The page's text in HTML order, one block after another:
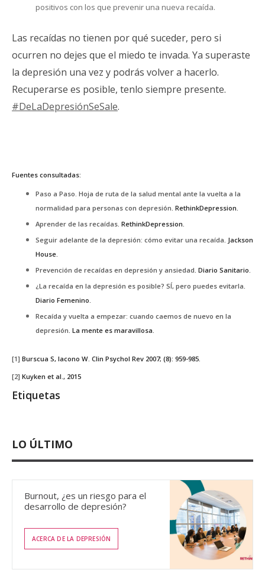
positivos con los que prevenir una nueva recaída.
Las recaídas no tienen por qué suceder, pero si
ocurren no dejes que el miedo te invada. Ya superaste
la depresión una vez y podrás volver a hacerlo.
Recuperarse es posible, tenlo siempre presente.
#DeLaDepresiónSeSale.
Fuentes consultadas:
Paso a Paso. Hoja de ruta de la salud mental ante la vuelta a la
normalidad para personas con depresión. RethinkDepression.
Aprender de las recaídas. RethinkDepression.
Seguir adelante de la depresión: cómo evitar una recaída. Jackson
House.
Prevención de recaídas en depresión y ansiedad. Diario Sanitario.
¿La recaída en la depresión es posible? SÍ, pero puedes evitarla.
Diario Femenino.
Recaída y vuelta a empezar: cuando caemos de nuevo en la
depresión. La mente es maravillosa.
[1] Burscua S, Iacono W. Clin Psychol Rev 2007; (8): 959-985.
[2] Kuyken et al., 2015
Etiquetas
LO ÚLTIMO
Burnout, ¿es un riesgo para el
desarrollo de depresión?
ACERCA DE LA DEPRESIÓN